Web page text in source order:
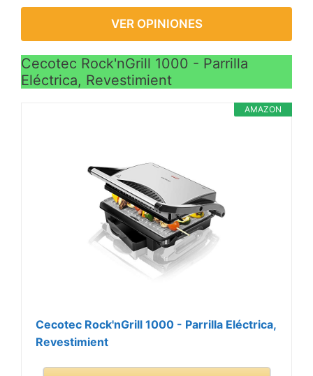
VER OPINIONES
Cecotec Rock'nGrill 1000 - Parrilla
Eléctrica, Revestimient
AMAZON
Cecotec Rock'nGrill 1000 - Parrilla Eléctrica,
Revestimient